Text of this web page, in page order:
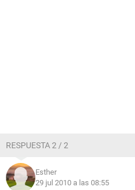
RESPUESTA 2 / 2
Esther
29 jul 2010 a las 08:55